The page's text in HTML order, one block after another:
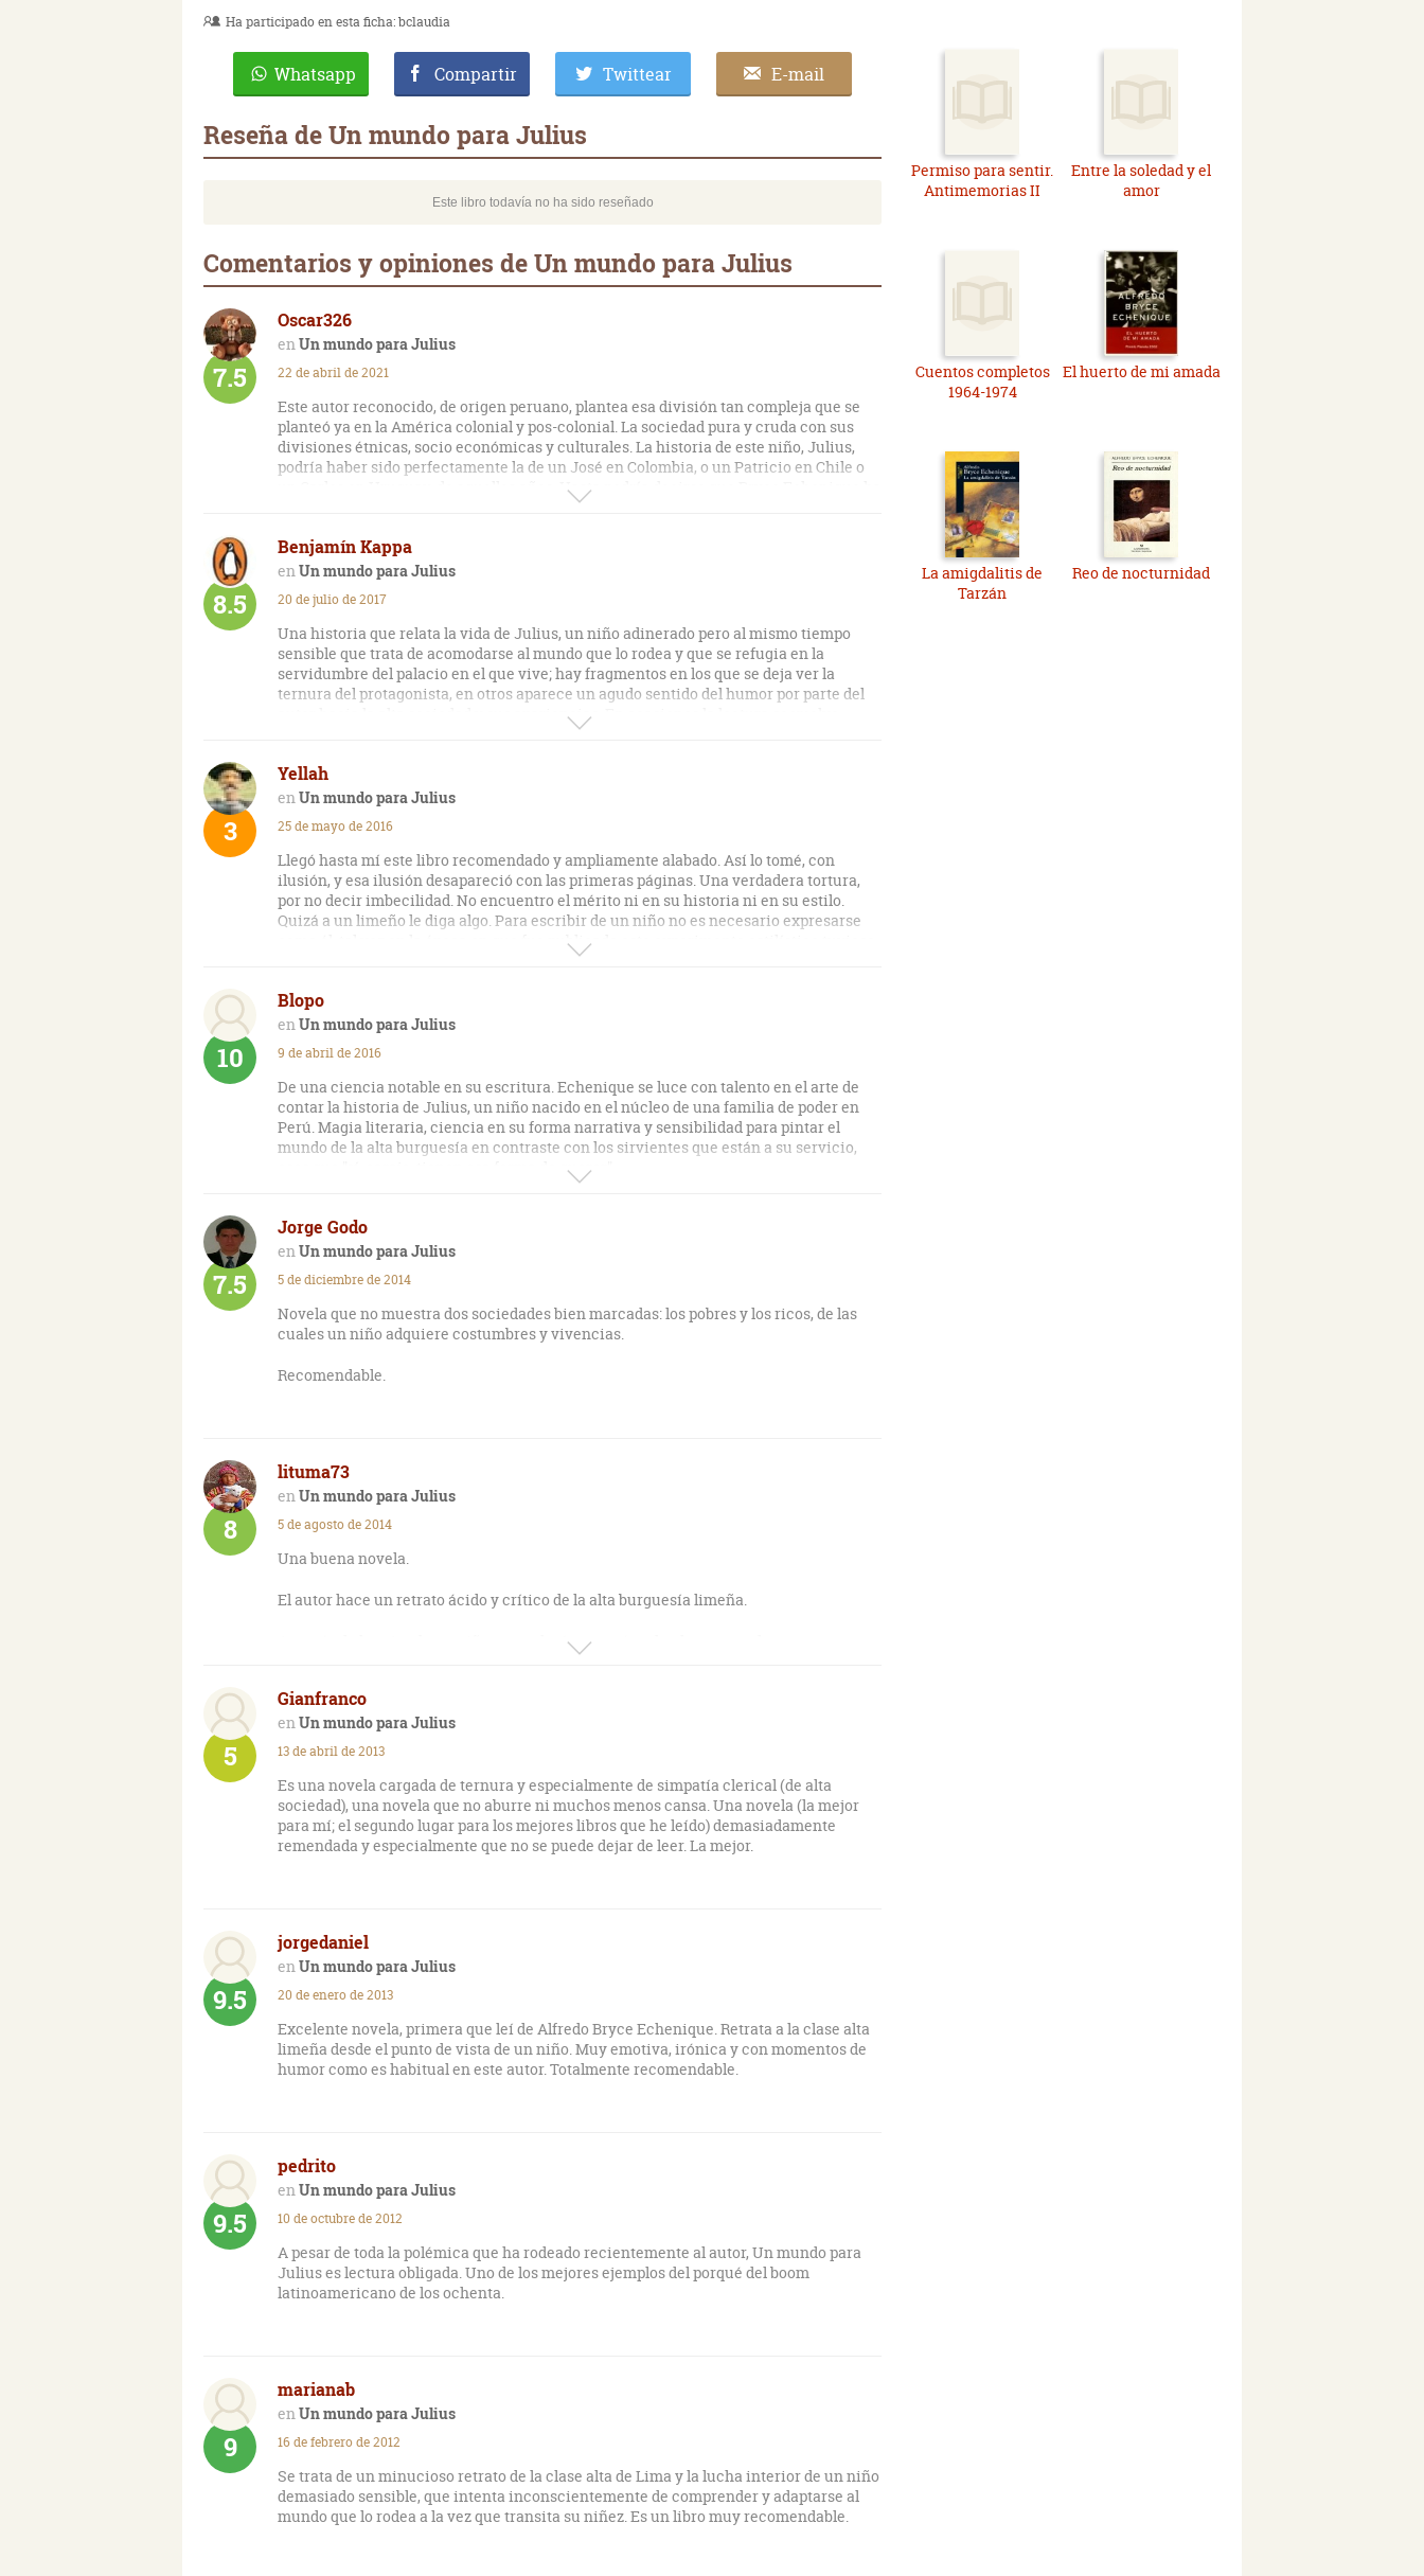
Ha participado en esta ficha:bclaudia
Whatsapp Compartir Twittear E-mail
Reseña de Un mundo para Julius
Este libro todavía no ha sido reseñado
Comentarios y opiniones de Un mundo para Julius
Oscar326
Un mundo para Julius
7.5 22 de abril de 2021
Este autor reconocido, de origen peruano, plantea esa división tan compleja que se
planteó ya en la América colonial y pos-colonial. La sociedad pura y cruda con sus
divisiones étnicas, socio económicas y culturales. La historia de este niño, Julius,
podría haber sido perfectamente la de un José en Colombia, o un Patricio en Chile o
un Carlos en Uruguay, de aquellos años. Hasta podría decirse que Bryce Echenique ha
suavizado estas grietas sociales con un poco de humor.
En definitiva, Julius pasa a ser arte y parte de esos mundos tan diferentes, vistos con
los ojos inocentes de un niño que fue criado entre algodones, pero siempre inquieto e
que contestar.
Benjamín Kappa
Un mundo para Julius
8.5 20 de julio de 2017
Una historia que relata la vida de Julius, un niño adinerado pero al mismo tiempo
sensible que trata de acomodarse al mundo que lo rodea y que se refugia en la
servidumbre del palacio en el que vive; hay fragmentos en los que se deja ver la
ternura del protagonista, en otros aparece un agudo sentido del humor por parte del
autor hacia la alta sociedad y sus apariencias. En ocasiones la lectura se vuelve
densa y tediosa pero considero que es parte del estilo del autor y es deber asimilarlo y
Yellah
Un mundo para Julius
3 25 de mayo de 2016
Llegó hasta mí este libro recomendado y ampliamente alabado. Así lo tomé, con
ilusión, y esa ilusión desapareció con las primeras páginas. Una verdadera tortura,
por no decir imbecilidad. No encuentro el mérito ni en su historia ni en su estilo.
Quizá a un limeño le diga algo. Para escribir de un niño no es necesario expresarse
como él. tal vez en la época en que fue publicado este experimento estilístico tuviese
alguna validez. Hoy me resulta vulgar, histriónico y superado. Una pérdida de tiempo.
Blopo
Un mundo para Julius
10 9 de abril de 2016
De una ciencia notable en su escritura. Echenique se luce con talento en el arte de
contar la historia de Julius, un niño nacido en el núcleo de una familia de poder en
Perú. Magia literaria, ciencia en su forma narrativa y sensibilidad para pintar el
mundo de la alta burguesía en contraste con los sirvientes que están a su servicio,
esos que "sí, carajo, tienen esa forma de querer".
Jorge Godo
Un mundo para Julius
7.5 5 de diciembre de 2014
Novela que no muestra dos sociedades bien marcadas: los pobres y los ricos, de las
cuales un niño adquiere costumbres y vivencias.
Recomendable.
lituma73
Un mundo para Julius
8 5 de agosto de 2014
Una buena novela.
El autor hace un retrato ácido y crítico de la alta burguesía limeña.
A través de los ojos de un niño que todavía no está maleado, vemos el
comportamiento de los que conforman su mundo.
Sus relaciones con las nanis y criados, compañeros escolares, hermanos, madre y
padrastro.
privilegiadas.
Gianfranco
Un mundo para Julius
5 13 de abril de 2013
Es una novela cargada de ternura y especialmente de simpatía clerical (de alta
sociedad), una novela que no aburre ni muchos menos cansa. Una novela (la mejor
para mí; el segundo lugar para los mejores libros que he leído) demasiadamente
remendada y especialmente que no se puede dejar de leer. La mejor.
jorgedaniel
Un mundo para Julius
9.5 20 de enero de 2013
Excelente novela, primera que leí de Alfredo Bryce Echenique. Retrata a la clase alta
limeña desde el punto de vista de un niño. Muy emotiva, irónica y con momentos de
humor como es habitual en este autor. Totalmente recomendable.
pedrito
Un mundo para Julius
9.5 10 de octubre de 2012
A pesar de toda la polémica que ha rodeado recientemente al autor, Un mundo para
Julius es lectura obligada. Uno de los mejores ejemplos del porqué del boom
latinoamericano de los ochenta.
marianab
Un mundo para Julius
9 16 de febrero de 2012
Se trata de un minucioso retrato de la clase alta de Lima y la lucha interior de un niño
demasiado sensible, que intenta inconscientemente de comprender y adaptarse al
mundo que lo rodea a la vez que transita su niñez. Es un libro muy recomendable.
Permiso para sentir.
Antimemorias II
Entre la soledad y el
amor
Cuentos completos
1964-1974
El huerto de mi amada
La amigdalitis de
Tarzán
Reo de nocturnidad